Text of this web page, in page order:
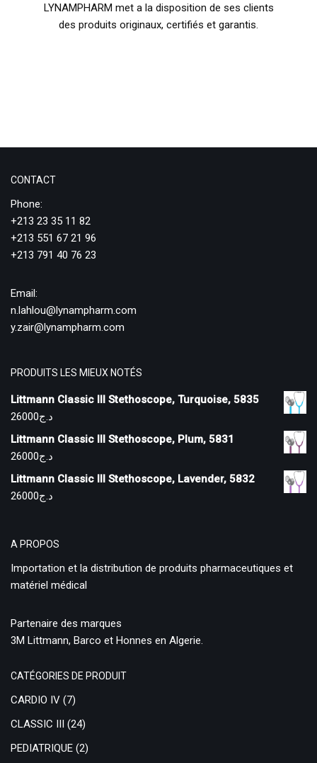
LYNAMPHARM met a la disposition de ses clients
des produits originaux, certifiés et garantis.
CONTACT
Phone:
+213 23 35 11 82
+213 551 67 21 96
+213 791 40 76 23
Email:
n.lahlou@lynampharm.com
y.zair@lynampharm.com
PRODUITS LES MIEUX NOTÉS
Littmann Classic III Stethoscope, Turquoise, 5835
د.ج26000
Littmann Classic III Stethoscope, Plum, 5831
د.ج26000
Littmann Classic III Stethoscope, Lavender, 5832
د.ج26000
A PROPOS
Importation et la distribution de produits pharmaceutiques et
matériel médical
Partenaire des marques
3M Littmann, Barco et Honnes en Algerie.
CATÉGORIES DE PRODUIT
CARDIO IV (7)
CLASSIC III (24)
PEDIATRIQUE (2)